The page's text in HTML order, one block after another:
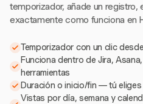
temporizador, añade un registro,
exactamente como funciona en
Temporizador con un clic
Funciona dentro de Jira,
herramientas
Duración o inicio/fin — tú eliges
Vistas por día, semana y